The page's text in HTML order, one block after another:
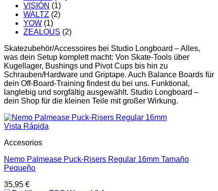
VISIÓN (1)
WALTZ (2)
YOW (1)
ZEALOUS (2)
Skatezubehör/Accessoires bei Studio Longboard – Alles,
was dein Setup komplett macht: Von Skate-Tools über
Kugellager, Bushings und Pivot Cups bis hin zu
Schrauben/Hardware und Griptape. Auch Balance Boards für
dein Off-Board-Training findest du bei uns. Funktional,
langlebig und sorgfältig ausgewählt. Studio Longboard –
dein Shop für die kleinen Teile mit großer Wirkung.
Vista Rápida
Accesorios
Nemo Palmease Puck-Risers Regular 16mm Tamaño
Pequeño
35,95 €